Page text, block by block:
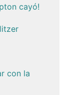
cayó!
con la